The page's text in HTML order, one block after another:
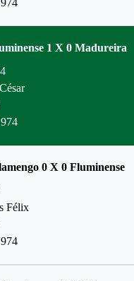
1 X 0 Madureira
0 X 0 Fluminense
Félix